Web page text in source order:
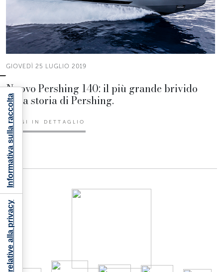
GIOVEDÌ 25 LUGLIO 2019
Nuovo Pershing 140: il più grande brivido
nella storia di Pershing.
LEGGI IN DETTAGLIO
Informativa sulla raccolta